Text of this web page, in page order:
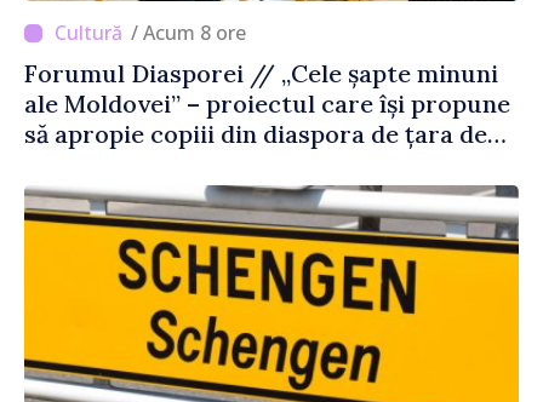
/ Acum 8 ore
Forumul Diasporei // „Cele șapte minuni
ale Moldovei” – proiectul care își propune
să apropie copiii din diaspora de țara de